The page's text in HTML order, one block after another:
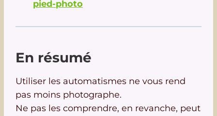
pied-photo
En résumé
Utiliser les automatismes ne vous rend
pas moins photographe.
Ne pas les comprendre, en revanche, peut